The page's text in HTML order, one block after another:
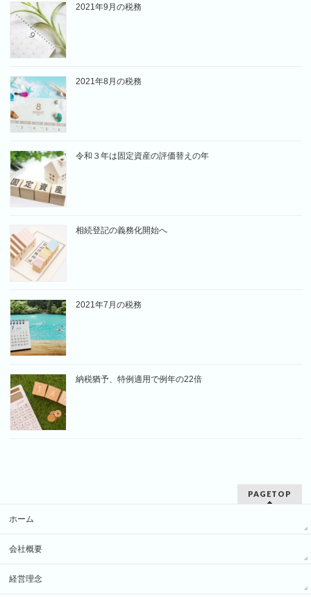
2021年9月の税務
2021年8月の税務
令和３年は固定資産の評価替えの年
相続登記の義務化開始へ
2021年7月の税務
納税猶予、特例適用で例年の22倍
PAGETOP
ホーム
会社概要
経営理念